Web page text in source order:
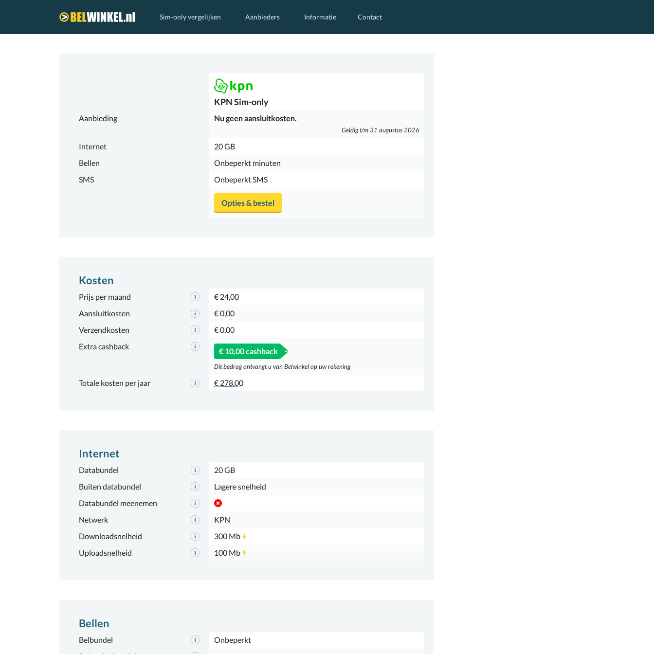
Sim-only vergelijken Aanbieders Informatie Contact
KPNSim-only
Aanbieding Nu geen aansluitkosten.
Geldig t/m 31 augustus 2026
Internet
20 GB
Bellen
Onbeperkt minuten
SMS
Onbeperkt SMS
Opties & bestel
Kosten
Prijs per maand
€ 24,00
Aansluitkosten
€ 0,00
Verzendkosten
€ 0,00
Extra cashback
€ 10,00 cashback
Dit bedrag ontvangt u van Belwinkel op uw rekening
Totale kosten per jaar € 278,00
Internet
Databundel
20 GB
Buiten databundel
Lagere snelheid
Databundel meenemen
Netwerk
KPN
Downloadsnelheid
300 Mb
Uploadsnelheid
100 Mb
Bellen
Belbundel
Onbeperkt